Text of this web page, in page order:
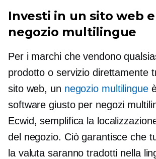
Investi in un sito web
negozio multilingue
Per i marchi che vendono
prodotto o servizio direttamente
sito web, un negozio multilingueè
software giusto per negozi
Ecwid, semplifica la
del negozio. Ciò garantisce che
la valuta saranno tradotti nella